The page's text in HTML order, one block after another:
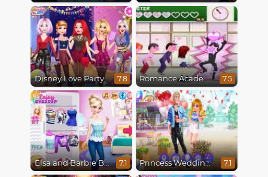
Disney Love Party 7.8 Romance Academy 7.5
Elsa and Barbie Blind Date 7.1 Princess Wedding Drama 7.1